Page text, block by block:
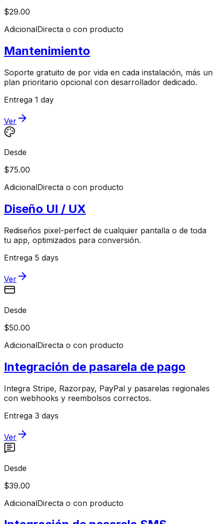
$29.00
AdicionalDirecta o con producto
Mantenimiento
Soporte gratuito de por vida en cada instalación, más un
plan prioritario opcional con desarrollador dedicado.
Entrega 1 day
Ver
Desde
$75.00
AdicionalDirecta o con producto
Diseño UI / UX
Rediseños pixel-perfect de cualquier pantalla o de toda
tu app, optimizados para conversión.
Entrega 5 days
Ver
Desde
$50.00
AdicionalDirecta o con producto
Integración de pasarela de pago
Integra Stripe, Razorpay, PayPal y pasarelas regionales
con webhooks y reembolsos correctos.
Entrega 3 days
Ver
Desde
$39.00
AdicionalDirecta o con producto